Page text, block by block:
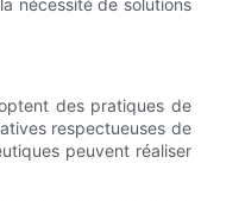
nécessité de solutions
des pratiques de
respectueuses de
peuvent réaliser